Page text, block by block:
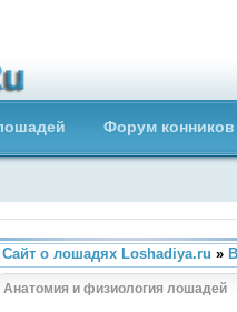
Форум конников
Сайт о лошадях Loshadiya.ru »
Анатомия и физиология лошадей